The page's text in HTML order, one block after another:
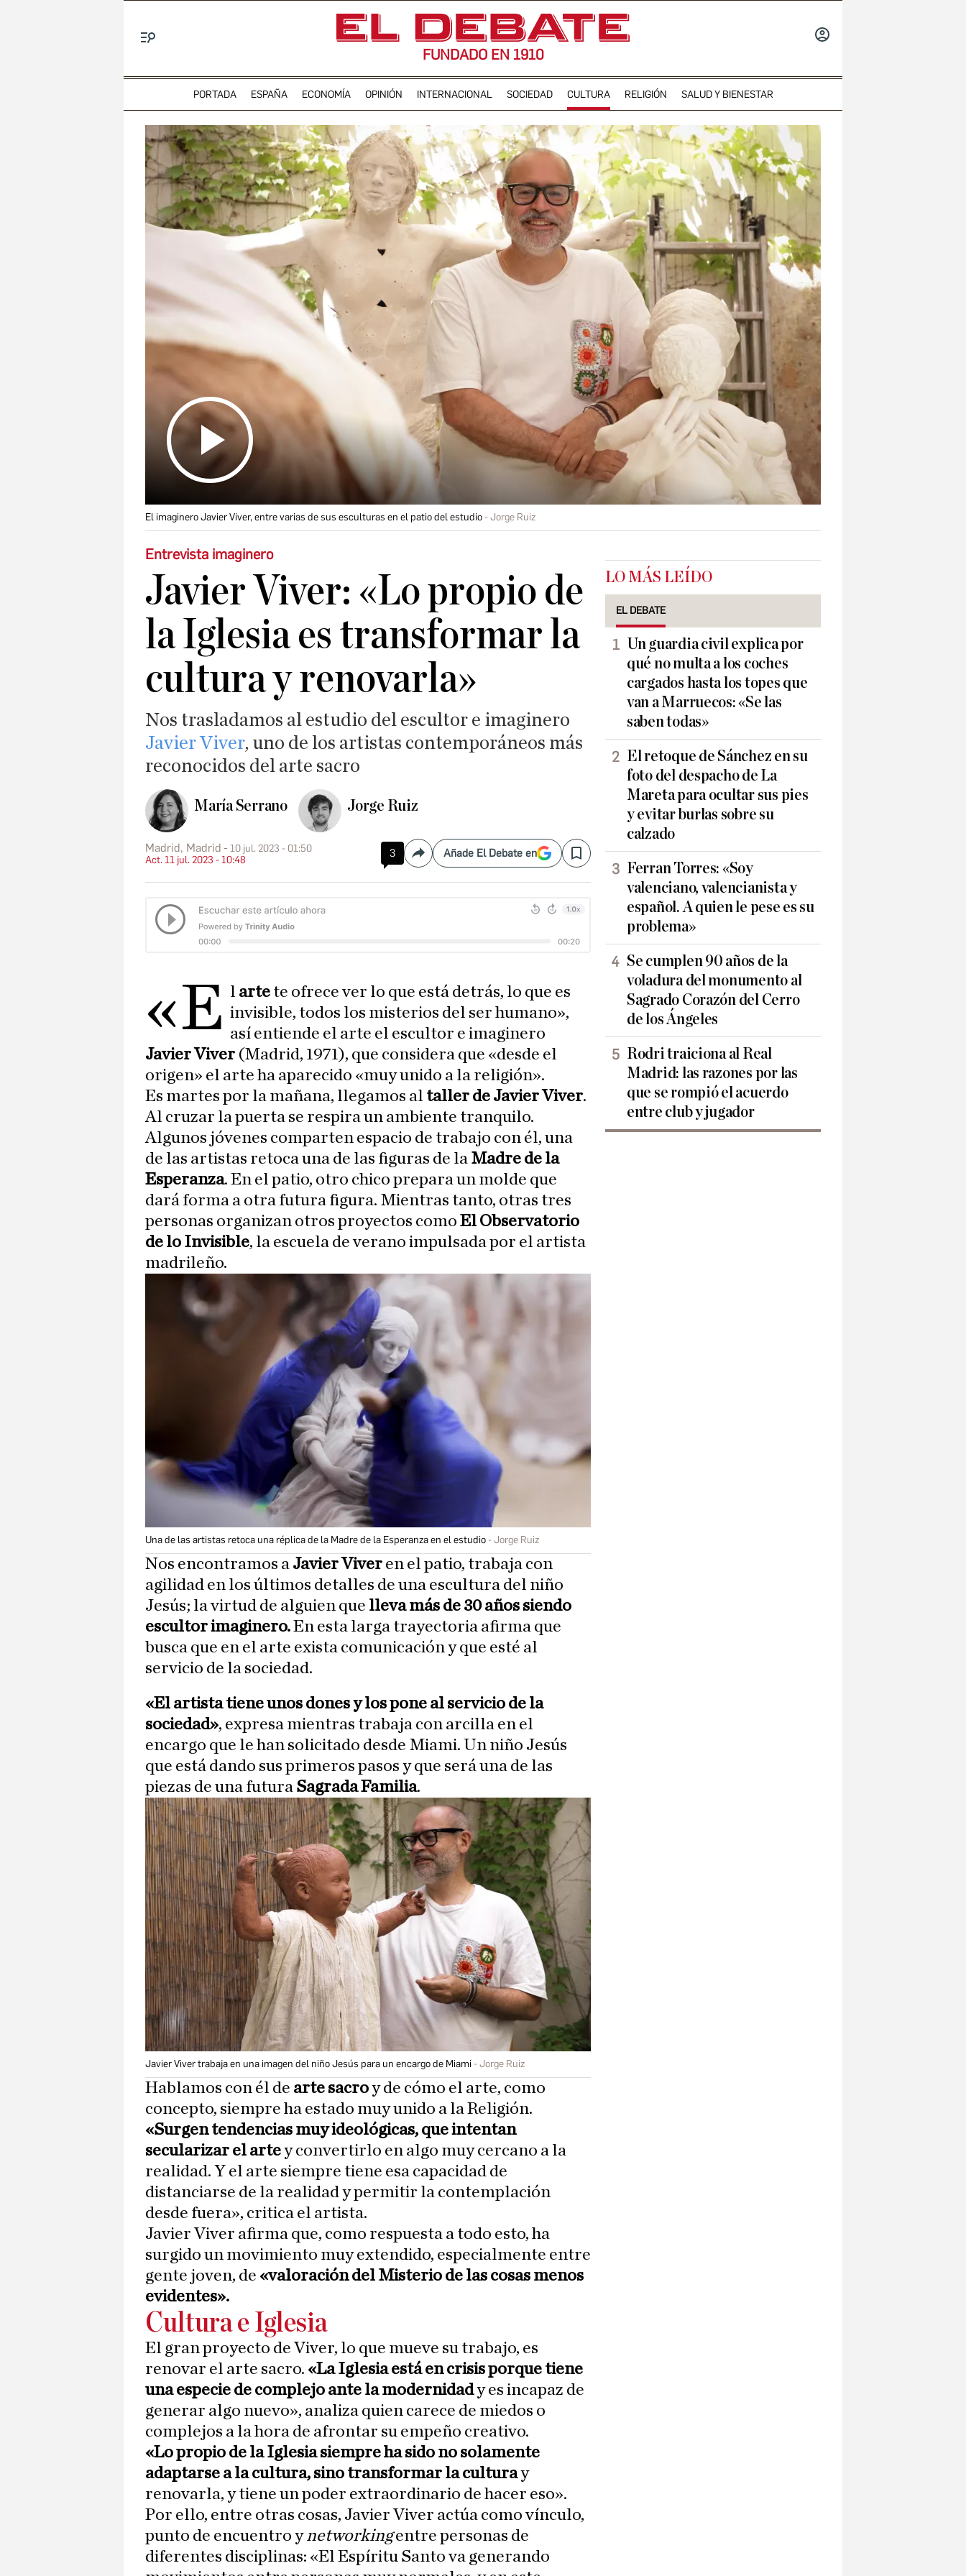
FUNDADO EN 1910
PORTADA ESPAÑA ECONOMÍA OPINIÓN INTERNACIONAL SOCIEDAD CULTURA RELIGIÓN SALUD Y BIENESTAR
El imaginero Javier Viver, entre varias de sus esculturas en el patio del estudio Jorge Ruiz
Entrevista imaginero
Javier Viver: «Lo propio de
la Iglesia es transformar la
cultura y renovarla»
Nos trasladamos al estudio del escultor e imaginero
Javier Viver, uno de los artistas contemporáneos más
reconocidos del arte sacro
María Serrano Jorge Ruiz
Madrid, Madrid
10 jul. 2023 - 01:50
Act. 11 jul. 2023 - 10:48
3 CompartirAñade El Debate en Save
«E l artete ofrece ver lo que está detrás, lo que es
invisible, todos los misterios del ser humano»,
así entiende el arte el escultor e imaginero
Javier Viver (Madrid, 1971), que considera que «desde el
origen» el arte ha aparecido «muy unido a la religión».
Es martes por la mañana, llegamos al taller de Javier Viver.
Al cruzar la puerta se respira un ambiente tranquilo.
Algunos jóvenes comparten espacio de trabajo con él, una
de las artistas retoca una de las figuras de la Madre de la
Esperanza. En el patio, otro chico prepara un molde que
dará forma a otra futura figura. Mientras tanto, otras tres
personas organizan otros proyectos como El Observatorio
de lo Invisible, la escuela de verano impulsada por el artista
madrileño.
Una de las artistas retoca una réplica de la Madre de la Esperanza en el estudio Jorge Ruiz
Nos encontramos a Javier Viver en el patio, trabaja con
agilidad en los últimos detalles de una escultura del niño
Jesús; la virtud de alguien que lleva más de 30 años siendo
escultor imaginero.En esta larga trayectoria afirma que
busca que en el arte exista comunicación y que esté al
servicio de la sociedad.
«El artista tiene unos dones y los pone al servicio de la
sociedad», expresa mientras trabaja con arcilla en el
encargo que le han solicitado desde Miami. Un niño Jesús
que está dando sus primeros pasos y que será una de las
piezas de una futura Sagrada Familia.
Javier Viver trabaja en una imagen del niño Jesús para un encargo de Miami Jorge Ruiz
Hablamos con él de arte sacroy de cómo el arte, como
concepto, siempre ha estado muy unido a la Religión.
«Surgen tendencias muy ideológicas, que intentan
secularizar el artey convertirlo en algo muy cercano a la
realidad. Y el arte siempre tiene esa capacidad de
distanciarse de la realidad y permitir la contemplación
desde fuera», critica el artista.
Javier Viver afirma que, como respuesta a todo esto, ha
surgido un movimiento muy extendido, especialmente entre
gente joven, de «valoración del Misterio de las cosas menos
evidentes».
Cultura e Iglesia
El gran proyecto de Viver, lo que mueve su trabajo, es
renovar el arte sacro. «La Iglesia está en crisis porque tiene
una especie de complejo ante la modernidady es incapaz de
generar algo nuevo», analiza quien carece de miedos o
complejos a la hora de afrontar su empeño creativo.
«Lo propio de la Iglesia siempre ha sido no solamente
adaptarse a la cultura, sino transformar la culturay
renovarla, y tiene un poder extraordinario de hacer eso».
Por ello, entre otras cosas, Javier Viver actúa como vínculo,
punto de encuentro ynetworkingentre personas de
diferentes disciplinas: «El Espíritu Santo va generando
LO MÁS LEÍDO
EL DEBATE
Un guardia civil explica por
qué no multa a los coches
cargados hasta los topes que
van a Marruecos: «Se las
saben todas»
El retoque de Sánchez en su
foto del despacho de La
Mareta para ocultar sus pies
y evitar burlas sobre su
calzado
Ferran Torres: «Soy
valenciano, valencianista y
español. A quien le pese es su
problema»
Se cumplen 90 años de la
voladura del monumento al
Sagrado Corazón del Cerro
de los Ángeles
Rodri traiciona al Real
Madrid: las razones por las
que se rompió el acuerdo
entre club y jugador